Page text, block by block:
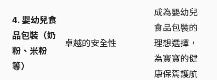
4. 嬰幼兒食
品包裝（奶
粉、米粉
等）
卓越的安全性
成為嬰幼兒
食品包裝的
理想選擇，
為寶寶的健
康保駕護航